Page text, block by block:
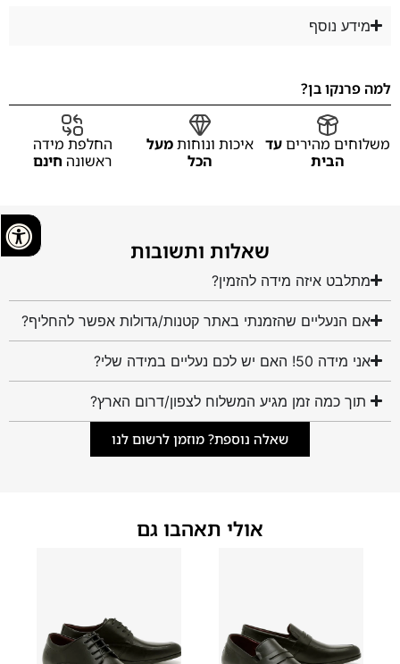
מידע נוסף
למה פרנקו בן?
משלוחים מהיריםעד
הבית
איכות ונוחותמעל
הכל
החלפת מידה
ראשונה חינם
שאלות ותשובות
מתלבט איזה מידה להזמין?
אם הנעליים שהזמנתי באתר קטנות/גדולות אפשר להחליף?
אני מידה 50! האם יש לכם נעליים במידה שלי?
תוך כמה זמן מגיע המשלוח לצפון/דרום הארץ?
שאלה נוספת? מוזמן לרשום לנו
אולי תאהבו גם